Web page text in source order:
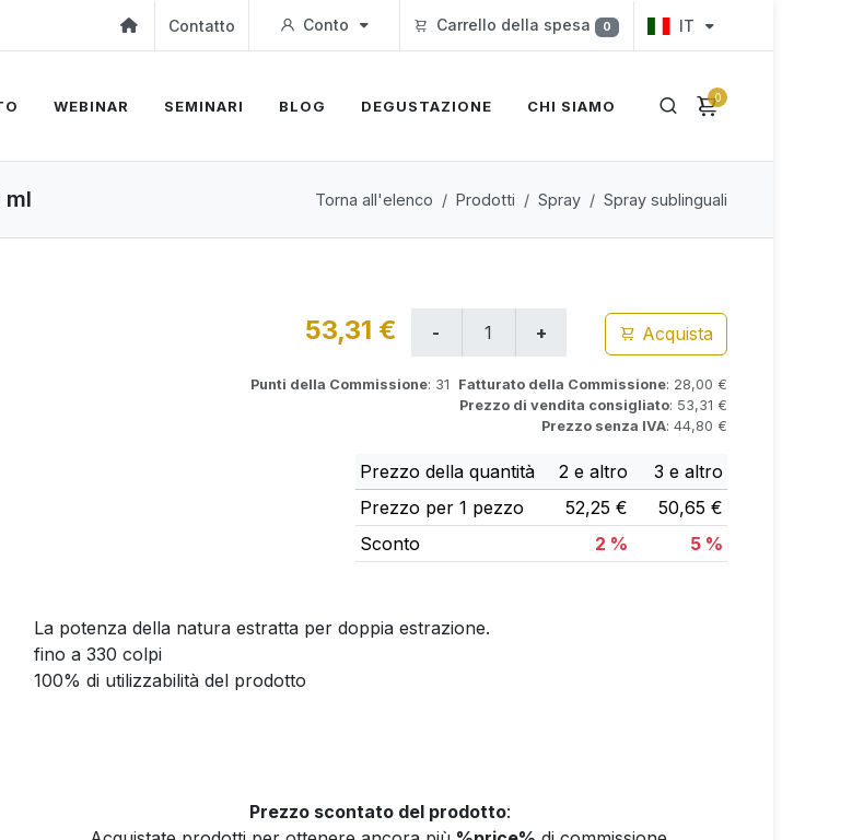
Contatto Conto Carrello della spesa 0 IT
0
WEBINAR SEMINARI BLOG DEGUSTAZIONE CHI SIAMO
ml Torna all'elenco Prodotti Spray Spray sublinguali
53,31 € Acquista
Punti della Commissione: 31 Fatturato della Commissione: 28,00 €
Prezzo di vendita consigliato: 53,31 €
Prezzo senza IVA: 44,80 €
Prezzo della quantità 2 e altro
3 e altro
Prezzo per 1 pezzo
52,25 €
50,65 €
Sconto
2 % 5 %
La potenza della natura estratta per doppia estrazione.
fino a 330 colpi
100% di utilizzabilità del prodotto
Prezzo scontato del prodotto: